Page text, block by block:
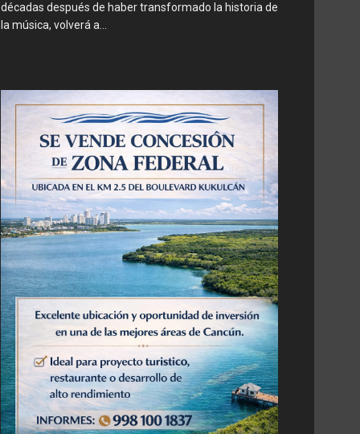
décadas después de haber transformado la historia de
la música, volverá a...